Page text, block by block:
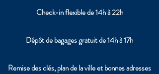
Check-in flexible de 14h à 22h
Dépôt de bagages gratuit de 14h à 17h
Remise des clés, plan de la ville et bonnes adresses